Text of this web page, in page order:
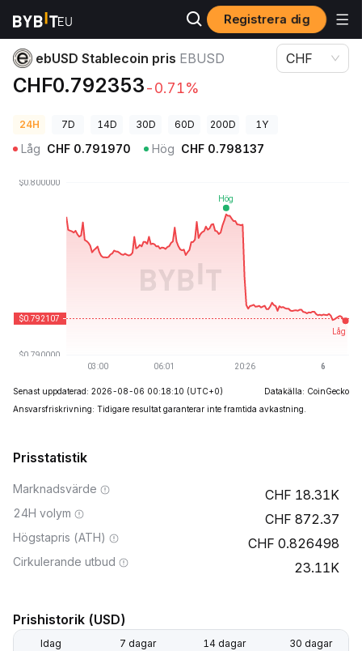
Registrera dig
Kryptopriser ebUSD Stablecoin pris EBUSD
ebUSD Stablecoin pris EBUSD
CHF0.792353-0.71%
CHF
24H 7D 14D 30D 60D 200D 1Y
Låg CHF 0.791970 Hög CHF 0.798137
Senast uppdaterad: 2026-08-06 00:18:10 (UTC+0)
Datakälla: CoinGecko
Ansvarsfriskrivning: Tidigare resultat garanterar inte framtida avkastning.
Prisstatistik
Marknadsvärde 18.31K
24H volym 872.37
Högstapris (ATH) 0.826498
Cirkulerande utbud 23.11K
Prishistorik (USD)
Idag 7 dagar 14 dagar 30 dagar